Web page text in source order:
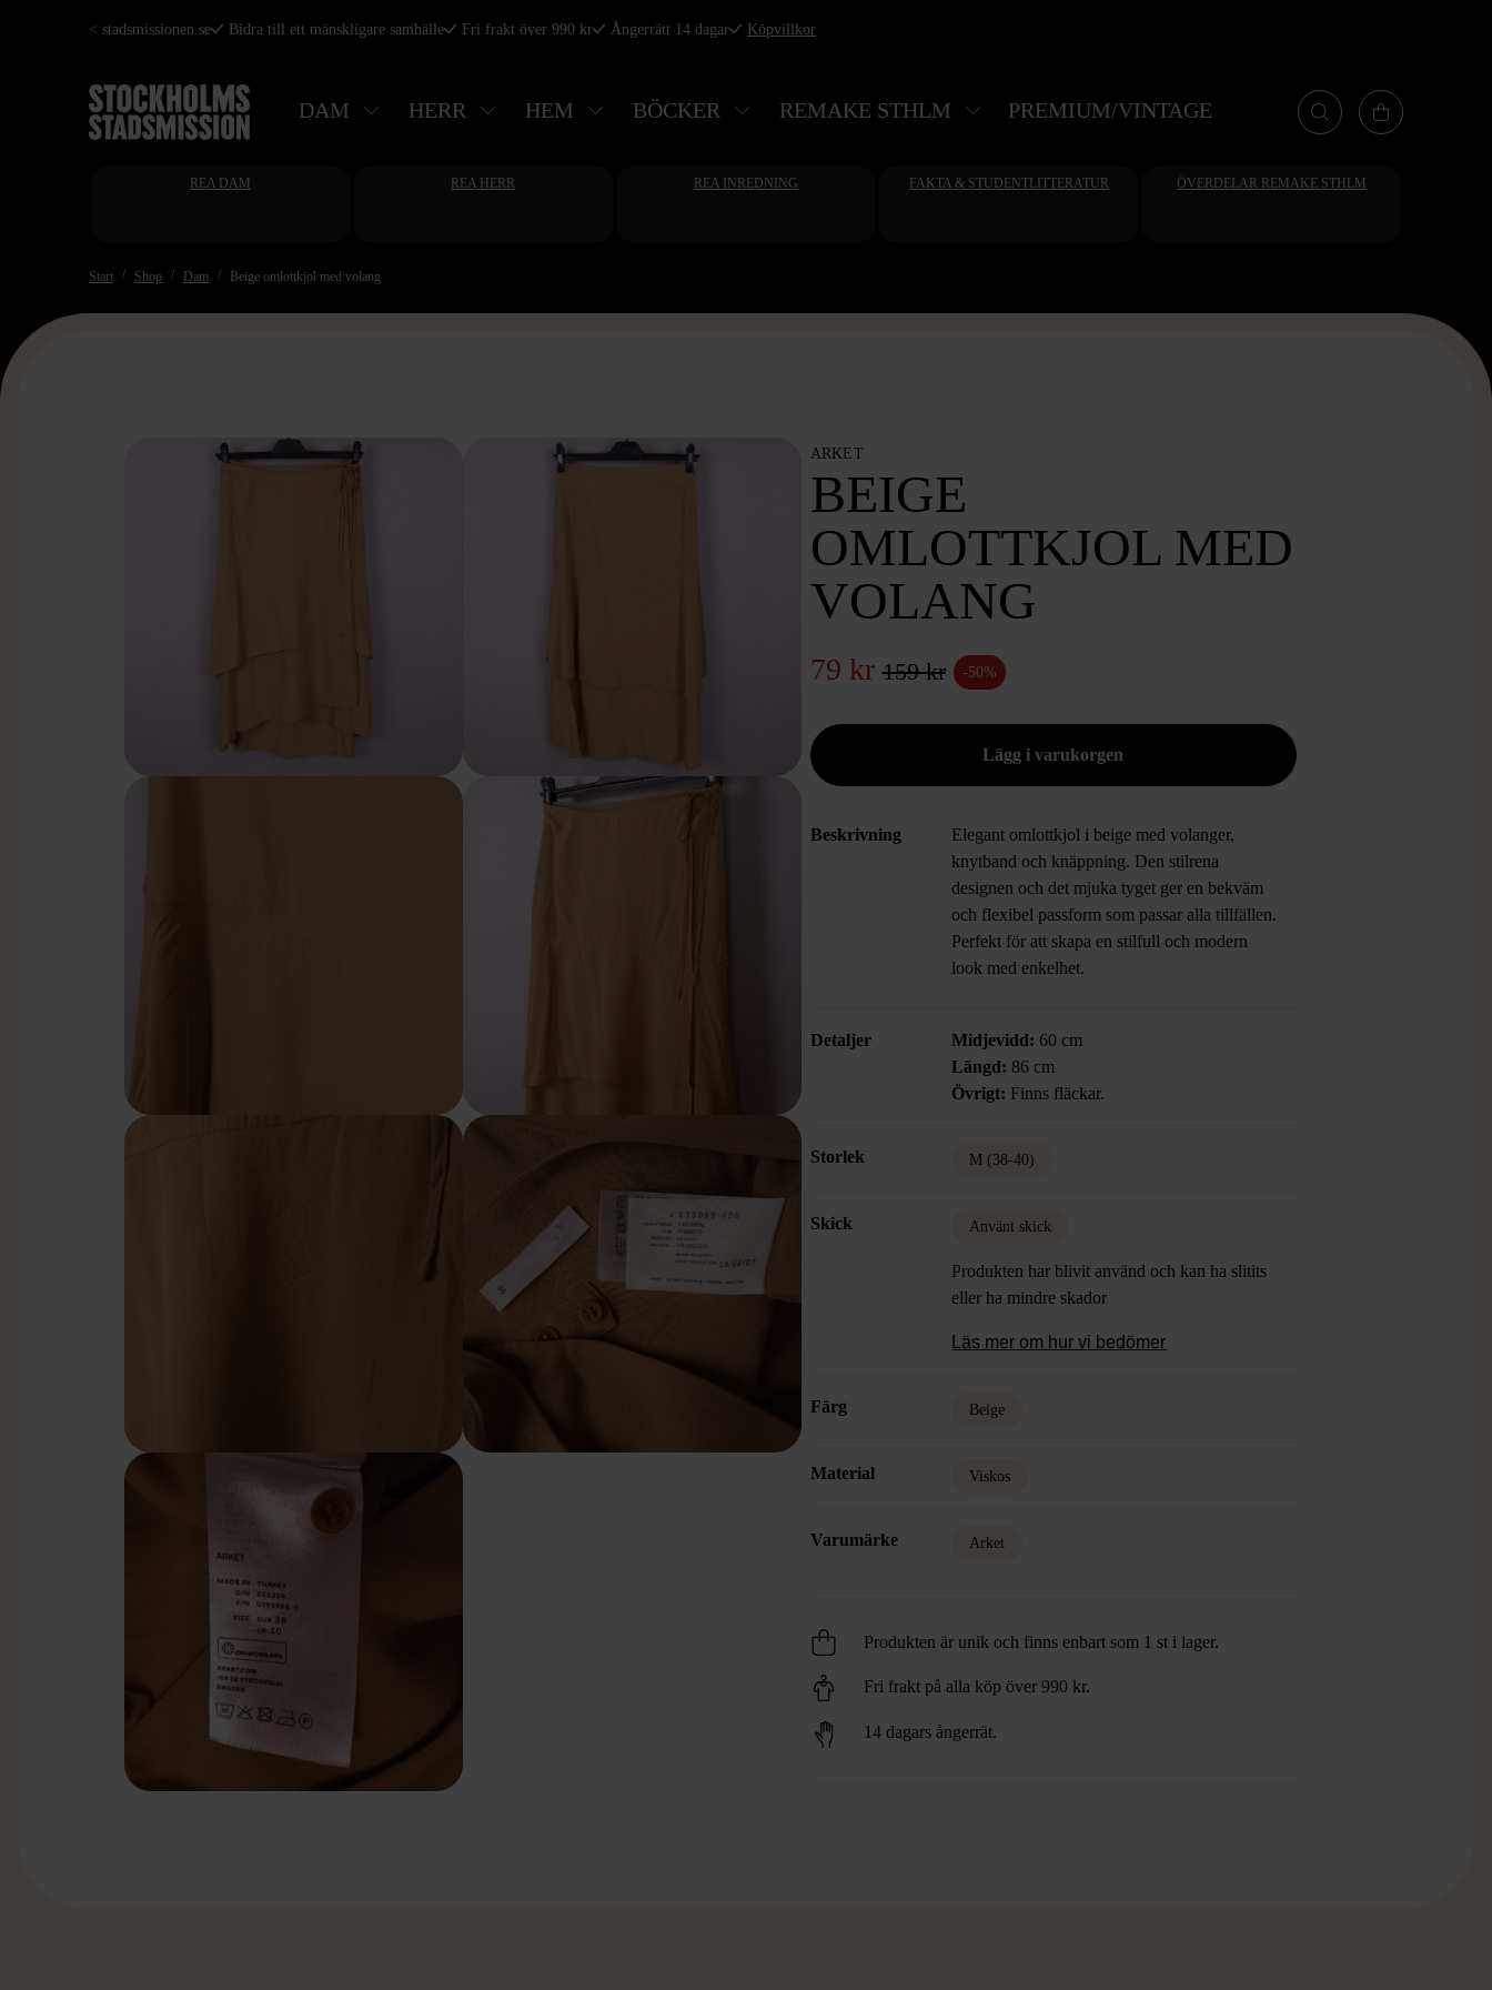
Hoppa
huvudinnehåll
< stadsmissionen.se Bidra till ett mänskligare samhälle Fri frakt över 990 kr Ångerrätt 14 dagar Köpvillkor
DAM HERR HEM BÖCKER REMAKE STHLM PREMIUM/VINTAGE
REA DAM REA HERR REA INREDNING FAKTA & STUDENTLITTERATUR ÖVERDELAR REMAKE STHLM
Start Shop Dam Beige omlottkjol med volang
ARKET
BEIGE
OMLOTTKJOL MED
VOLANG
79 kr 159 kr -50%
Beskrivning
Elegant omlottkjol i beige med volanger,
knytband och knäppning. Den stilrena
designen och det mjuka tyget ger en bekväm
och flexibel passform som passar alla tillfällen.
Perfekt för att skapa en stilfull och modern
look med enkelhet.
Detaljer Midjevidd: 60 cm
Längd: 86 cm
Övrigt: Finns fläckar.
Storlek M (38-40)
Skick Använt skick
Produkten har blivit använd och kan ha slitits
eller ha mindre skador
Läs mer om hur vi bedömer
Färg Beige
Material Viskos
Varumärke Arket
Produkten är unik och finns enbart som 1 st i lager.
Fri frakt på alla köp över 990 kr.
14 dagars ångerrät.